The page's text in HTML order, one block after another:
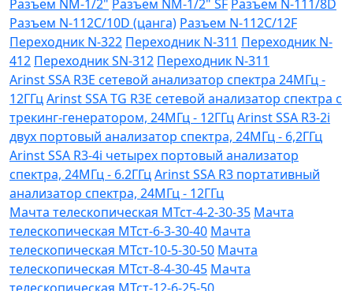
Разъем NM-1/2" Разъем NM-1/2" SF Разъем N-111/8D
Разъем N-112C/10D (цанга) Разъем N-112C/12F
Переходник N-322 Переходник N-311 Переходник N-
412 Переходник SN-312 Переходник N-311
Arinst SSA R3Е сетевой анализатор спектра 24МГц -
12ГГцArinst SSA TG R3Е сетевой анализатор спектра с
трекинг-генератором, 24МГц - 12ГГцArinst SSA R3-2i
двух портовый анализатор спектра, 24МГц - 6,2ГГц
Arinst SSA R3-4i четырех портовый анализатор
спектра, 24МГц - 6.2ГГцArinst SSA R3 портативный
анализатор спектра, 24МГц - 12ГГц
Мачта телескопическая МТст-4-2-30-35 Мачта
телескопическая МТст-6-3-30-40 Мачта
телескопическая МТст-10-5-30-50 Мачта
телескопическая МТст-8-4-30-45 Мачта